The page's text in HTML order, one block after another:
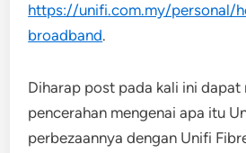
https://unifi.com.my/personal/
broadband.
Diharap post pada kali ini dapat
pencerahan mengenai apa itu
perbezaannya dengan Unifi